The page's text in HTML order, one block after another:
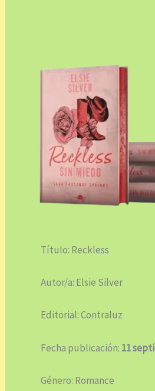
Título: Reckless
Autor/a: Elsie Silver
Editorial: Contraluz
Fecha publicación: 11
Género: Romance